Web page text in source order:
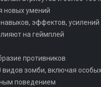
новых умений
эффектов, усилений
на геймплей
противников
видов зомби, включая
поведением